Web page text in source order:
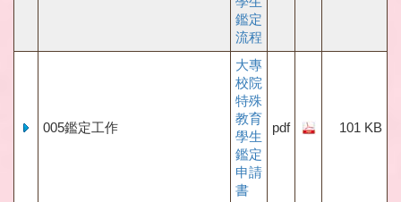
鑑定
流程
005鑑定工作
大專
校院
特殊
教育
學生
鑑定
申請
書
pdf 101 KB